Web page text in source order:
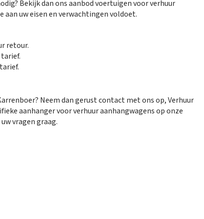
Bekijk dan ons aanbod voertuigen voor verhuur
aan uw eisen en verwachtingen voldoet.
retour.
Neem dan gerust contact met ons op, Verhuur
aanhanger voor verhuur aanhangwagens op onze
vragen graag.